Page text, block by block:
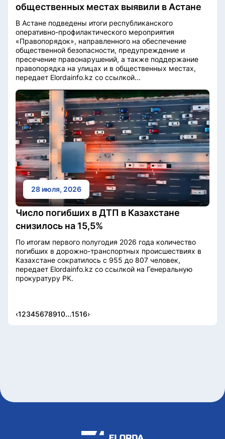
общественных местах выявили в Астане
В Астане подведены итоги республиканского
оперативно-профилактического мероприятия
«Правопорядок», направленного на обеспечение
общественной безопасности, предупреждение и
пресечение правонарушений, а также поддержание
правопорядка на улицах и в общественных местах,
передает Elordainfo.kz со ссылкой...
28 июля, 2026
Число погибших в ДТП в Казахстане
снизилось на 15,5%
По итогам первого полугодия 2026 года количество
погибших в дорожно-транспортных происшествиях в
Казахстане сократилось с 955 до 807 человек,
передает Elordainfo.kz со ссылкой на Генеральную
прокуратуру РК.
‹12345678910...1516›